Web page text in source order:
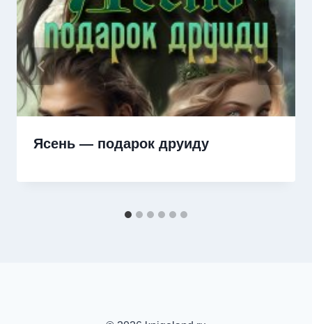
Ясень — подарок друиду